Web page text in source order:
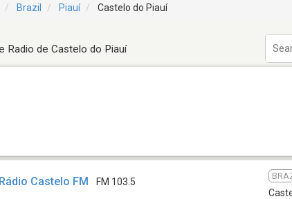
Brazil Piauí Castelo do Piauí
Radio de Castelo do Piauí
Rádio Castelo FM FM 103.5